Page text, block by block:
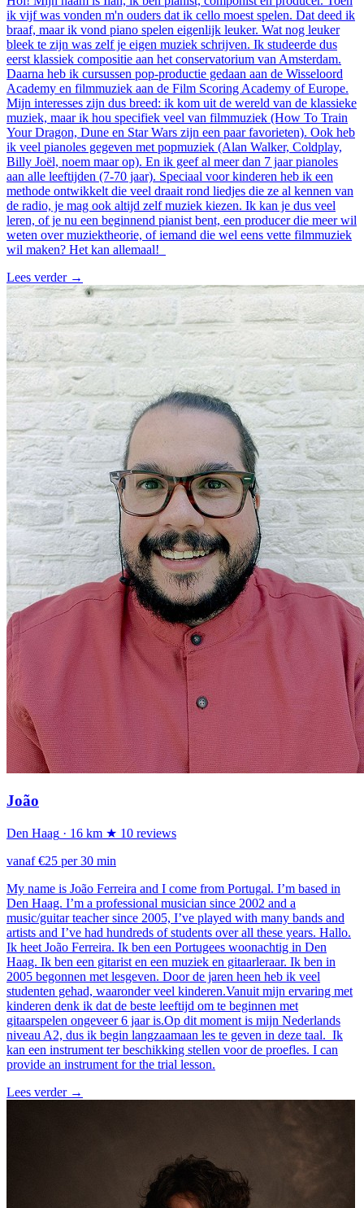
ik vijf was vonden m'n ouders dat ik cello moest spelen. Dat deed ik
braaf, maar ik vond piano spelen eigenlijk leuker. Wat nog leuker
bleek te zijn was zelf je eigen muziek schrijven. Ik studeerde dus
eerst klassiek compositie aan het conservatorium van Amsterdam.
Daarna heb ik cursussen pop-productie gedaan aan de Wisseloord
Academy en filmmuziek aan de Film Scoring Academy of Europe.
Mijn interesses zijn dus breed: ik kom uit de wereld van de klassieke
muziek, maar ik hou specifiek veel van filmmuziek (How To Train
Your Dragon, Dune en Star Wars zijn een paar favorieten). Ook heb
ik veel pianoles gegeven met popmuziek (Alan Walker, Coldplay,
Billy Joël, noem maar op). En ik geef al meer dan 7 jaar pianoles
aan alle leeftijden (7-70 jaar). Speciaal voor kinderen heb ik een
methode ontwikkelt die veel draait rond liedjes die ze al kennen van
de radio, je mag ook altijd zelf muziek kiezen. Ik kan je dus veel
leren, of je nu een beginnend pianist bent, een producer die meer wil
weten over muziektheorie, of iemand die wel eens vette filmmuziek
wil maken? Het kan allemaal!
Lees verder →
João
Den Haag · 16 km ★ 10 reviews
vanaf €25 per 30 min
My name is João Ferreira and I come from Portugal. I’m based in
Den Haag. I’m a professional musician since 2002 and a
music/guitar teacher since 2005, I’ve played with many bands and
artists and I’ve had hundreds of students over all these years. Hallo.
Ik heet João Ferreira. Ik ben een Portugees woonachtig in Den
Haag. Ik ben een gitarist en een muziek en gitaarleraar. Ik ben in
2005 begonnen met lesgeven. Door de jaren heen heb ik veel
studenten gehad, waaronder veel kinderen.Vanuit mijn ervaring met
kinderen denk ik dat de beste leeftijd om te beginnen met
gitaarspelen ongeveer 6 jaar is.Op dit moment is mijn Nederlands
niveau A2, dus ik begin langzaamaan les te geven in deze taal. Ik
kan een instrument ter beschikking stellen voor de proefles. I can
provide an instrument for the trial lesson.
Lees verder →